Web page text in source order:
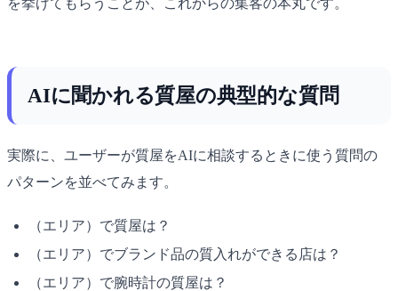
を挙げてもらうことが、これからの集客の本丸です。
AIに聞かれる質屋の典型的な質問
実際に、ユーザーが質屋をAIに相談するときに使う質問の
パターンを並べてみます。
（エリア）で質屋は？
（エリア）でブランド品の質入れができる店は？
（エリア）で腕時計の質屋は？